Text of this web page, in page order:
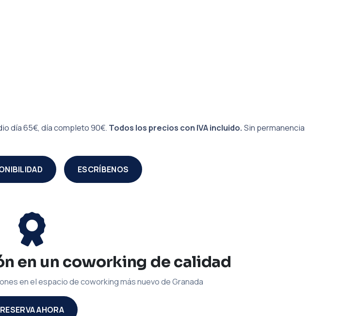
día 65€, día completo 90€. Todos los precios con IVA incluido. Sin permanencia
ESCRÍBENOS
en un coworking de calidad
en el espacio de coworking más nuevo de Granada
RESERVA AHORA